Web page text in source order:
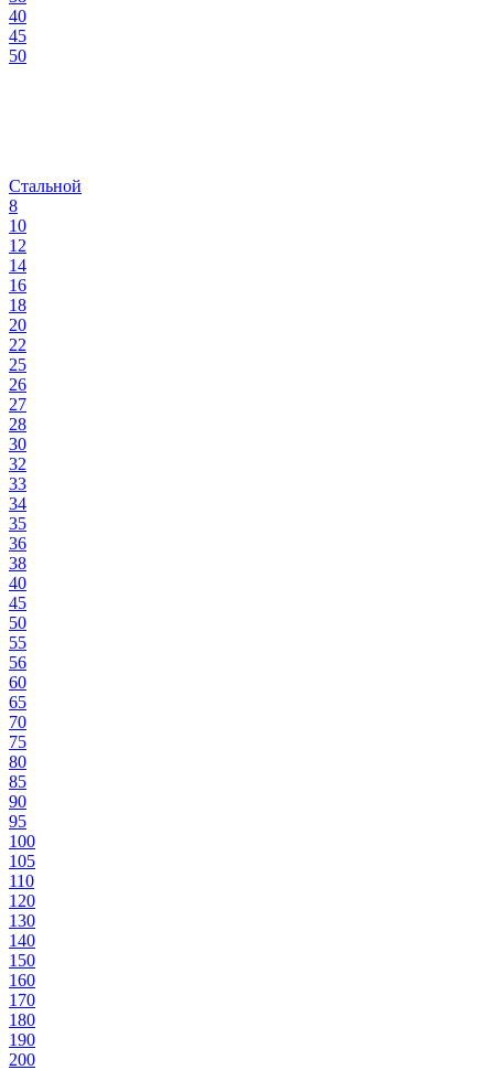
40
45
50
Стальной
8
10
12
14
16
18
20
22
25
26
27
28
30
32
33
34
35
36
38
40
45
50
55
56
60
65
70
75
80
85
90
95
100
105
110
120
130
140
150
160
170
180
190
200